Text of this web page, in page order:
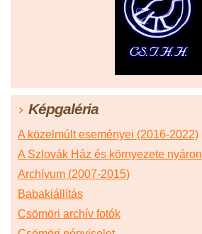
Képgaléria
A közelmúlt eseményei (2016-2022)
A Szlovák Ház és környezete nyáron
Archívum (2007-2015)
Babakiállítás
Csömöri archív fotók